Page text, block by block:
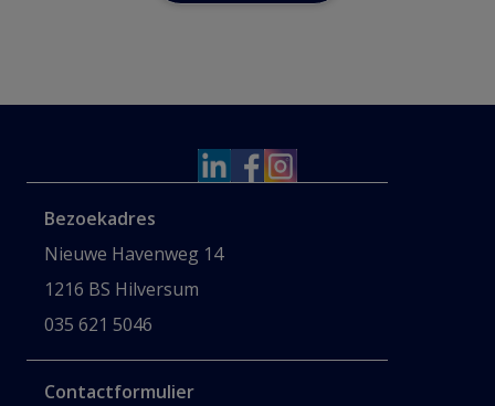
Bezoekadres
Nieuwe Havenweg 14
1216 BS Hilversum
035 621 5046
Contactformulier